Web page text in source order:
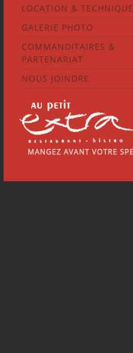
LOCATION & TECHNIQUE
GALERIE PHOTO
COMMANDITAIRES &
PARTENARIAT
NOUS JOINDRE